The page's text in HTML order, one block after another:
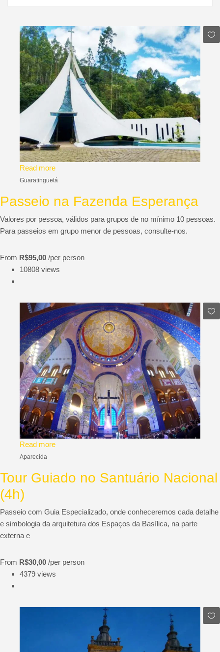
Read more
Guaratinguetá
Passeio na Fazenda Esperança
Valores por pessoa, válidos para grupos de no mínimo 10 pessoas.
Para passeios em grupo menor de pessoas, consulte-nos.
From R$95,00 /per person
10808 views
Read more
Aparecida
Tour Guiado no Santuário Nacional
(4h)
Passeio com Guia Especializado, onde conheceremos cada detalhe
e simbologia da arquitetura dos Espaços da Basílica, na parte
externa e
From R$30,00 /per person
4379 views